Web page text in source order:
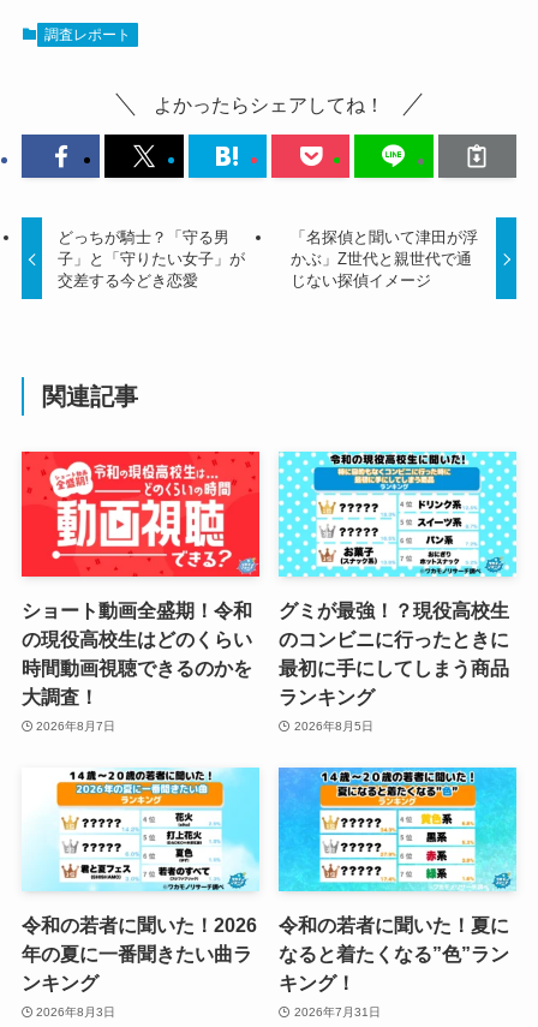
調査レポート
よかったらシェアしてね！
どっちが騎士？「守る男
子」と「守りたい女子」が
交差する今どき恋愛
「名探偵と聞いて津田が浮
かぶ」Z世代と親世代で通
じない探偵イメージ
関連記事
ショート動画全盛期！令和
の現役高校生はどのくらい
時間動画視聴できるのかを
大調査！
2026年8月7日
グミが最強！？現役高校生
のコンビニに行ったときに
最初に手にしてしまう商品
ランキング
2026年8月5日
令和の若者に聞いた！2026
年の夏に一番聞きたい曲ラ
ンキング
2026年8月3日
令和の若者に聞いた！夏に
なると着たくなる”色”ラン
キング！
2026年7月31日